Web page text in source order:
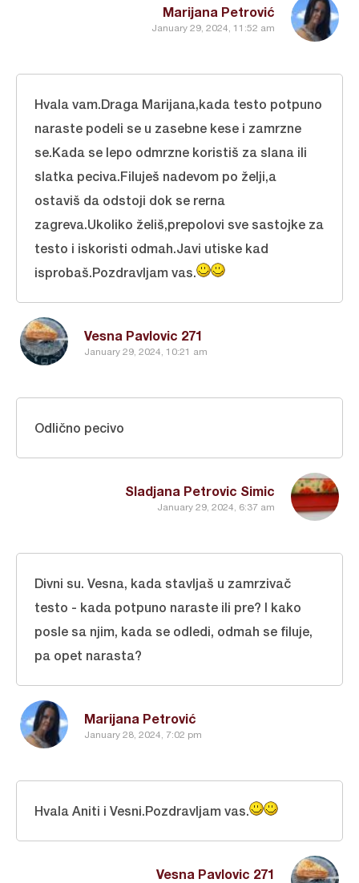
Marijana Petrović
January 29, 2024, 11:52 am
Vesna Pavlovic 271
January 29, 2024, 10:21 am
Hvala vam.Draga Marijana,kada testo potpuno
naraste podeli se u zasebne kese i zamrzne
se.Kada se lepo odmrzne koristiš za slana ili
slatka peciva.Filuješ nadevom po želji,a
ostaviš da odstoji dok se rerna
zagreva.Ukoliko želiš,prepolovi sve sastojke za
testo i iskoristi odmah.Javi utiske kad
isprobaš.Pozdravljam vas.
Sladjana Petrovic Simic
January 29, 2024, 6:37 am
Odlično pecivo
Marijana Petrović
January 28, 2024, 7:02 pm
Divni su. Vesna, kada stavljaš u zamrzivač
testo - kada potpuno naraste ili pre? I kako
posle sa njim, kada se odledi, odmah se filuje,
pa opet narasta?
Vesna Pavlovic 271
Hvala Aniti i Vesni.Pozdravljam vas.